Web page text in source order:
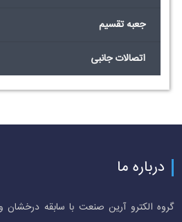
جعبه تقسیم
اتصالات جانبی
درباره ما
گروه الکترو آرین صنعت با سابقه